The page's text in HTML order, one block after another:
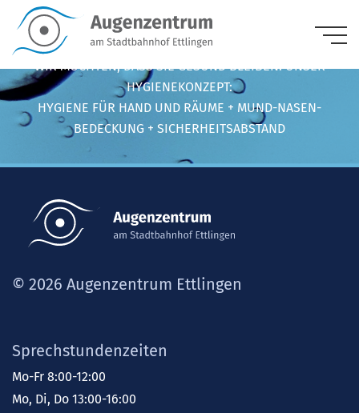
WIR MÖCHTEN, DASS SIE GESUND BLEIBEN. UNSER
HYGIENEKONZEPT:
HYGIENE FÜR HAND UND RÄUME + MUND-NASEN-
BEDECKUNG + SICHERHEITSABSTAND
© 2026 Augenzentrum Ettlingen
Sprechstundenzeiten
Mo-Fr 8:00-12:00
Mo, Di, Do 13:00-16:00